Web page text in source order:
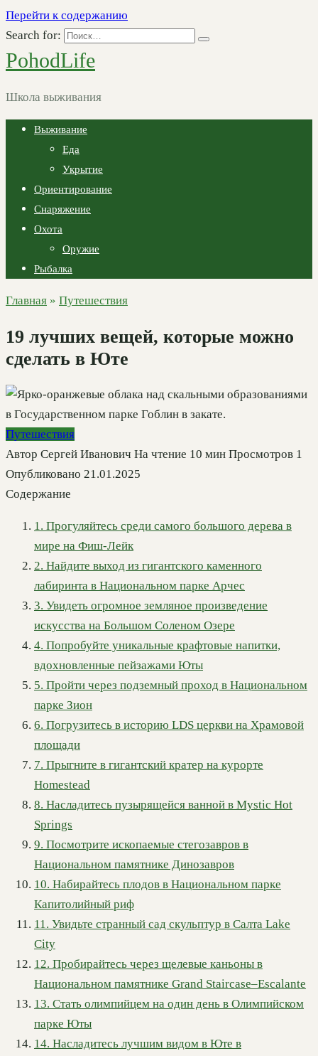
Перейти к содержанию
Search for:
PohodLife
Школа выживания
Выживание
Еда
Укрытие
Ориентирование
Снаряжение
Охота
Оружие
Рыбалка
Главная » Путешествия
19 лучших вещей, которые можно
сделать в Юте
Путешествия
Автор Сергей Иванович На чтение 10 мин Просмотров 1
Опубликовано 21.01.2025
Содержание
1. Прогуляйтесь среди самого большого дерева в
мире на Фиш-Лейк
2. Найдите выход из гигантского каменного
лабиринта в Национальном парке Арчес
3. Увидеть огромное земляное произведение
искусства на Большом Соленом Озере
4. Попробуйте уникальные крафтовые напитки,
вдохновленные пейзажами Юты
5. Пройти через подземный проход в Национальном
парке Зион
6. Погрузитесь в историю LDS церкви на Храмовой
площади
7. Прыгните в гигантский кратер на курорте
Homestead
8. Насладитесь пузырящейся ванной в Mystic Hot
Springs
9. Посмотрите ископаемые стегозавров в
Национальном памятнике Динозавров
10. Набирайтесь плодов в Национальном парке
Капитолийный риф
11. Увидьте странный сад скульптур в Салта Lake
City
12. Пробирайтесь через щелевые каньоны в
Национальном памятнике Grand Staircase–Escalante
13. Стать олимпийцем на один день в Олимпийском
парке Юты
14. Насладитесь лучшим видом в Юте в